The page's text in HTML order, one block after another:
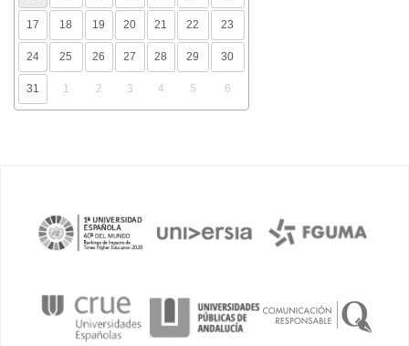
17 18 19 20 21 22 23
24 25 26 27 28 29 30
31 1 2 3 4 5 6